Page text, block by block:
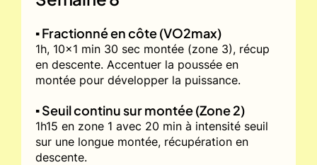
▪️ Fractionné en côte (VO2max)
1h, 10x1 min 30 sec montée (zone 3), récup
en descente. Accentuer la poussée en
montée pour développer la puissance.
▪️ Seuil continu sur montée (Zone 2)
1h15 en zone 1 avec 20 min à intensité seuil
sur une longue montée, récupération en
descente.